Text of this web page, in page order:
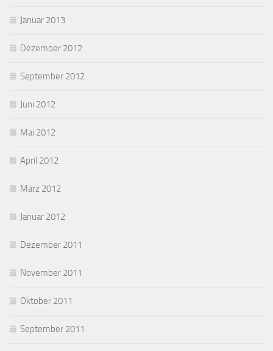
Januar 2013
Dezember 2012
September 2012
Juni 2012
Mai 2012
April 2012
März 2012
Januar 2012
Dezember 2011
November 2011
Oktober 2011
September 2011